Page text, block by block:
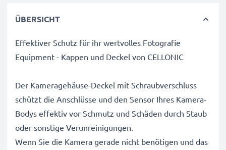
ÜBERSICHT
Effektiver Schutz für ihr wertvolles Fotografie
Equipment - Kappen und Deckel von CELLONIC
Der Kameragehäuse-Deckel mit Schraubverschluss
schützt die Anschlüsse und den Sensor Ihres Kamera-
Bodys effektiv vor Schmutz und Schäden durch Staub
oder sonstige Verunreinigungen.
Wenn Sie die Kamera gerade nicht benötigen und das